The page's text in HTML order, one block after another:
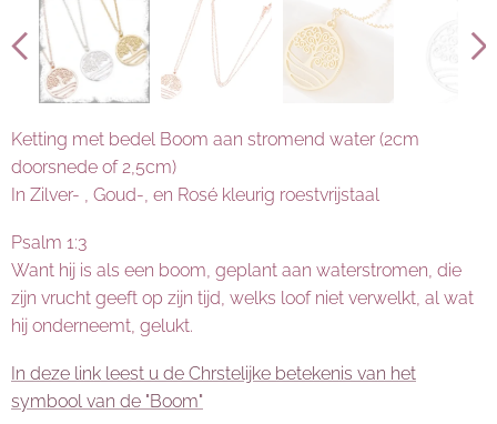
Ketting met bedel Boom aan stromend water (2cm
doorsnede of 2,5cm)
In Zilver- , Goud-, en Rosé kleurig roestvrijstaal
Psalm 1:3
Want hij is als een boom, geplant aan waterstromen, die
zijn vrucht geeft op zijn tijd, welks loof niet verwelkt, al wat
hij onderneemt, gelukt.
In deze link leest u de Chrstelijke betekenis van het
symbool van de "Boom"